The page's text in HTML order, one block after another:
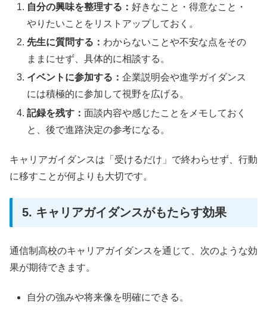
自分の興味を整理する：好きなこと・得意なこと・
やりたいことをリストアップしておく。
先生に質問する： わからないことや不安な点をその
ままにせず、具体的に相談する。
イベントに参加する：企業説明会や進学ガイダンス
には積極的に参加して視野を広げる。
記録を残す：面談内容や感じたことをメモしておく
と、後で進路決定の参考になる。
キャリアガイダンスは「受けるだけ」で終わらせず、行動
に移すことが何よりも大切です。
5. キャリアガイダンスがもたらす効果
通信制高校のキャリアガイダンスを通じて、次のような効
果が期待できます。
自分の強みや将来像を明確にできる。